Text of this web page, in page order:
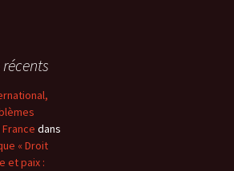
dans
« Droit
et paix :